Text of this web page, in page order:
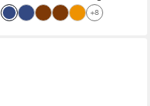
+8